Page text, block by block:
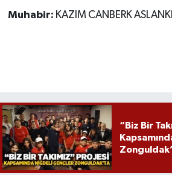
Muhabir: KAZIM CANBERK
“Biz Bir